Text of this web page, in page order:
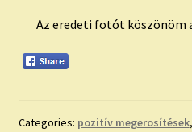
Az eredeti fotót köszönöm
Categories: pozitív megerosítések,